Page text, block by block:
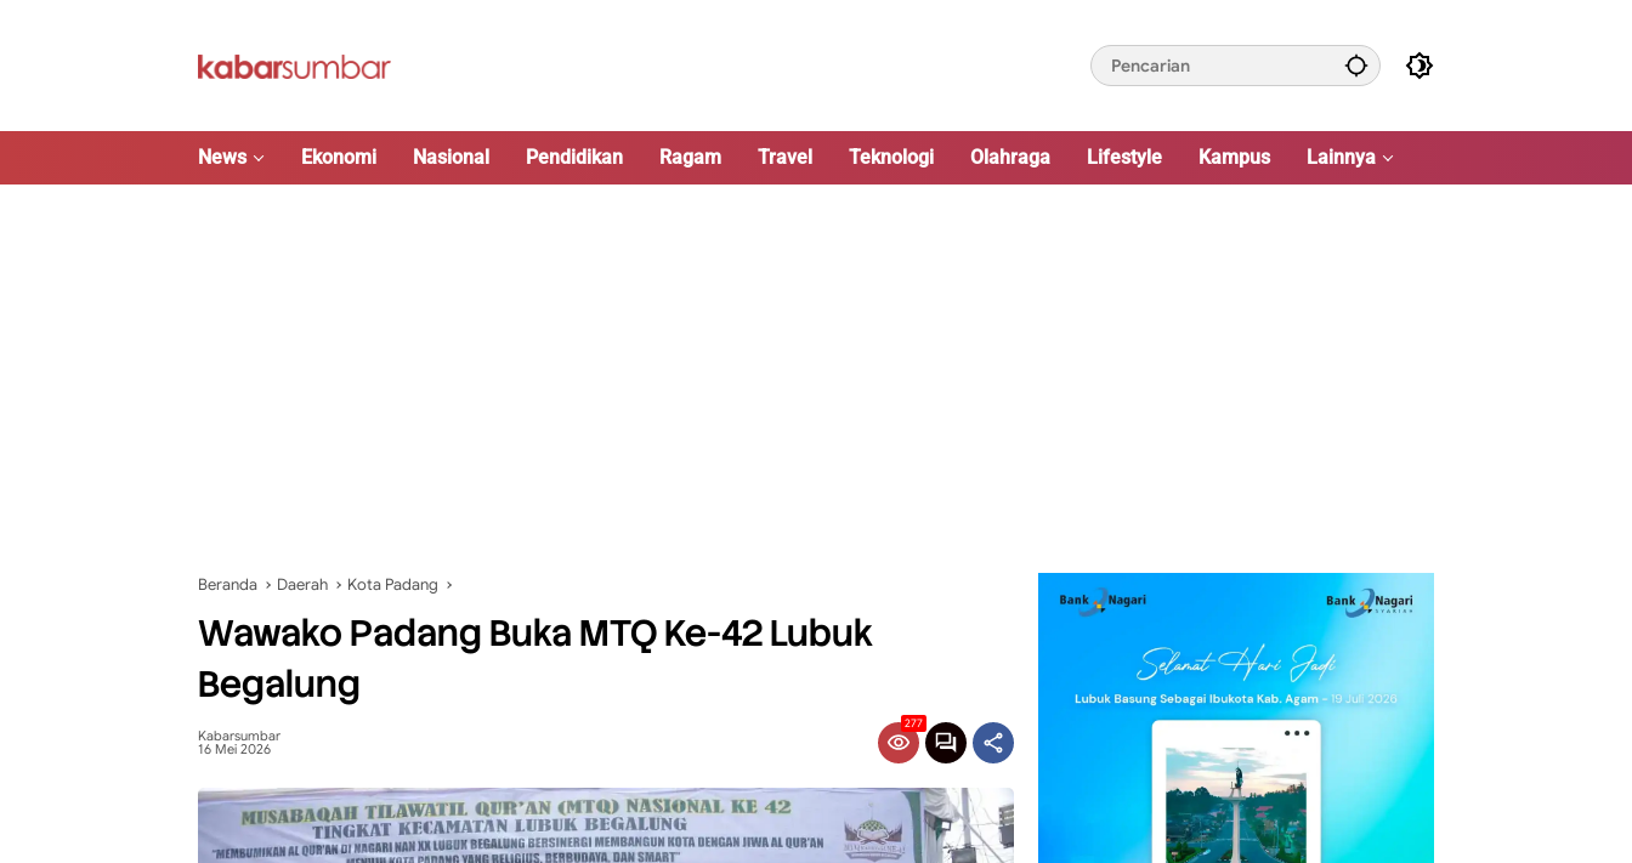
News Ekonomi Nasional Pendidikan Ragam Travel Teknologi Olahraga Lifestyle Kampus Lainnya
Beranda Daerah Kota Padang
Wawako Padang Buka MTQ Ke-42 Lubuk
Begalung
Kabarsumbar
16 Mei 2026
277